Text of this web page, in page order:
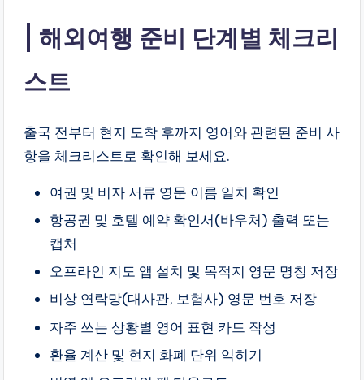
해외여행 준비 단계별 체크리
스트
출국 전부터 현지 도착 후까지 영어와 관련된 준비 사
항을 체크리스트로 확인해 보세요.
여권 및 비자 서류 영문 이름 일치 확인
항공권 및 호텔 예약 확인서(바우처) 출력 또는
캡처
오프라인 지도 앱 설치 및 목적지 영문 명칭 저장
비상 연락망(대사관, 보험사) 영문 번호 저장
자주 쓰는 상황별 영어 표현 카드 작성
환율 계산 및 현지 화폐 단위 익히기